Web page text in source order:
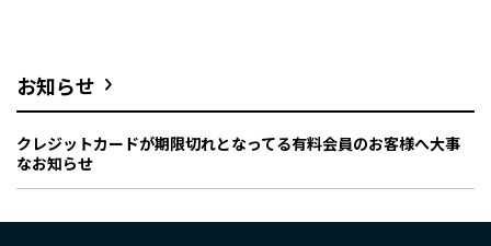
お知らせ
クレジットカードが期限切れとなってる有料会員のお客様へ大事
なお知らせ